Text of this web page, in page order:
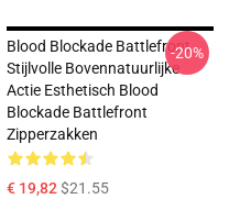
Blood Blockade Battlefront
Stijlvolle Bovennatuurlijke
Actie Esthetisch Blood
Blockade Battlefront
Zipperzakken
€ 19,82$21.55
-20%